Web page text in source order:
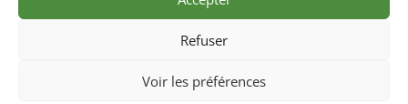
Refuser
Voir les préférences